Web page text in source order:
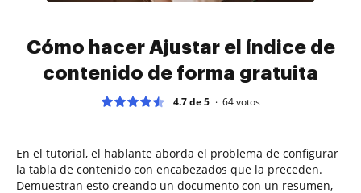
Cómo hacer Ajustar el índice de
contenido de forma gratuita
4.7 de 5 64votos
En el tutorial, el hablante aborda el problema de configurar
la tabla de contenido con encabezados que la preceden.
Demuestran esto creando un documento con un resumen,